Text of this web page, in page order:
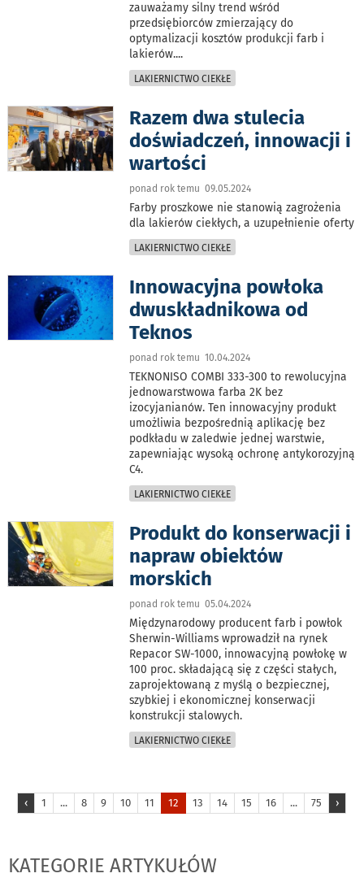
zauważamy silny trend wśród
przedsiębiorców zmierzający do
optymalizacji kosztów produkcji farb i
lakierów....
LAKIERNICTWO CIEKŁE
Razem dwa stulecia
doświadczeń, innowacji i
wartości
ponad rok temu 09.05.2024
Farby proszkowe nie stanowią zagrożenia
dla lakierów ciekłych, a uzupełnienie oferty
LAKIERNICTWO CIEKŁE
Innowacyjna powłoka
dwuskładnikowa od
Teknos
ponad rok temu 10.04.2024
TEKNONISO COMBI 333-300 to rewolucyjna
jednowarstwowa farba 2K bez
izocyjanianów. Ten innowacyjny produkt
umożliwia bezpośrednią aplikację bez
podkładu w zaledwie jednej warstwie,
zapewniając wysoką ochronę antykorozyjną
C4.
LAKIERNICTWO CIEKŁE
Produkt do konserwacji i
napraw obiektów
morskich
ponad rok temu 05.04.2024
Międzynarodowy producent farb i powłok
Sherwin-Williams wprowadził na rynek
Repacor SW-1000, innowacyjną powłokę w
100 proc. składającą się z części stałych,
zaprojektowaną z myślą o bezpiecznej,
szybkiej i ekonomicznej konserwacji
konstrukcji stalowych.
LAKIERNICTWO CIEKŁE
‹ 1 ... 8 9 10 11 12 13 14 15 16 ... 75 ›
KATEGORIE ARTYKUŁÓW